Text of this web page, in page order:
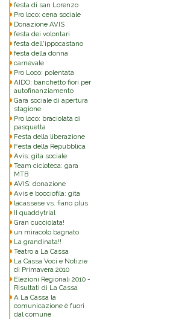
festa di san Lorenzo
Pro loco: cena sociale
Donazione AVIS
festa dei volontari
festa dell'ippocastano
festa della donna
carnevale
Pro Loco: polentata
AIDO: banchetto fiori per
autofinanziamento
Gara sociale di apertura
stagione
Pro loco: braciolata di
pasquetta
Festa della liberazione
Festa della Repubblica
Avis: gita sociale
Team cicloteca: gara
MTB
AVIS: donazione
Avis e bocciofila: gita
lacassese vs. fiano plus
II quaddytrial
Gran cucciolata!
un miracolo bagnato
La grandinata!!
Teatro a La Cassa
La Cassa Voci e Notizie
di Primavera 2010
Elezioni Regionali 2010 -
Risultati di La Cassa
A La Cassa la
comunicazione è fuori
dal comune